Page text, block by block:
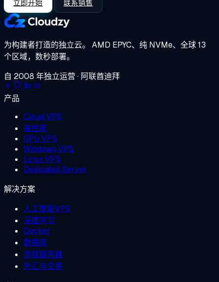
立即开始 联系销售
为构建者打造的独立云。 AMD EPYC、纯 NVMe、全球 13
个区域，数秒部署。
自 2008 年独立运营 · 阿联酋迪拜
产品
Cloud VPS
高性能
GPU VPS
Windows VPS
Linux VPS
Dedicated Server
解决方案
人工智能VPS
深度学习
Docker
数据库
游戏服务器
外汇与交易